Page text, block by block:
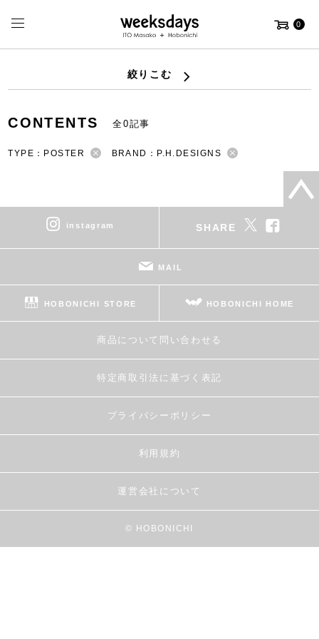
0
絞りこむ
CONTENTS 全0記事
TYPE：POSTER BRAND：P.H.DESIGNS
instagram SHARE
MAIL
HOBONICHI STORE HOBONICHI HOME
商品について問い合わせる
特定商取引法に基づく表記
プライバシーポリシー
利用規約
運営会社について
© HOBONICHI